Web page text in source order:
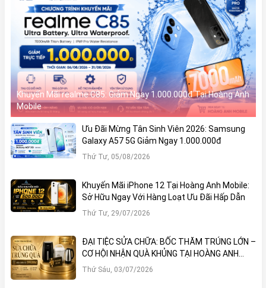
Khuyến Mãi realme C85: Giảm Ngay 1.000.000đ Tại Hoàng Anh
Mobile
Ưu Đãi Mừng Tân Sinh Viên 2026: Samsung
Galaxy A57 5G Giảm Ngay 1.000.000đ
Thứ Tư, 05/08/2026
Khuyến Mãi iPhone 12 Tại Hoàng Anh Mobile:
Sở Hữu Ngay Với Hàng Loạt Ưu Đãi Hấp Dẫn
Thứ Tư, 29/07/2026
ĐẠI TIỆC SỬA CHỮA: BỐC THĂM TRÚNG LỚN –
CƠ HỘI NHẬN QUÀ KHỦNG TẠI HOÀNG ANH
MOBILE
Thứ Sáu, 03/07/2026